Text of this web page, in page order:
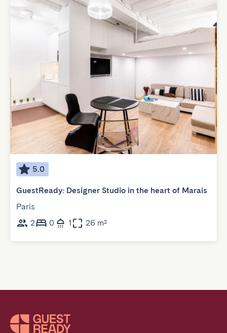
5.0
GuestReady: Designer Studio in the heart of Marais
Paris
2
0 1 26 m²